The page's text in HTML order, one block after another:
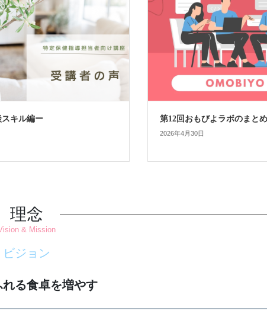
キル編ー 第12回おもびよラボのまとめ
2026年4月30日
理念
& Mission
ビジョン
る食卓を増やす